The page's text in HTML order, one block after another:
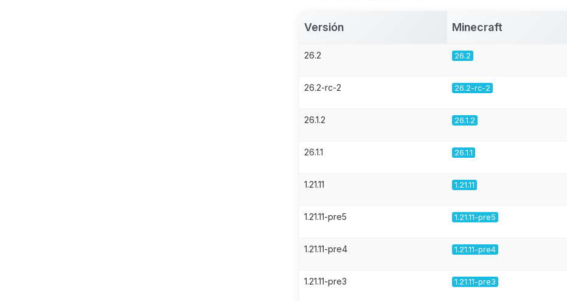
Versión Minecraft
26.2 26.2
26.2-rc-2 26.2-rc-2
26.1.2 26.1.2
26.1.1 26.1.1
1.21.11 1.21.11
1.21.11-pre5 1.21.11-pre5
1.21.11-pre4 1.21.11-pre4
1.21.11-pre3 1.21.11-pre3